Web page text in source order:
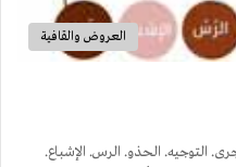
العروض والقافية
التوجيه. الحذو. الرس. الإشباع.